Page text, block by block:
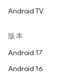
Android TV
版本
Android 17
Android 16